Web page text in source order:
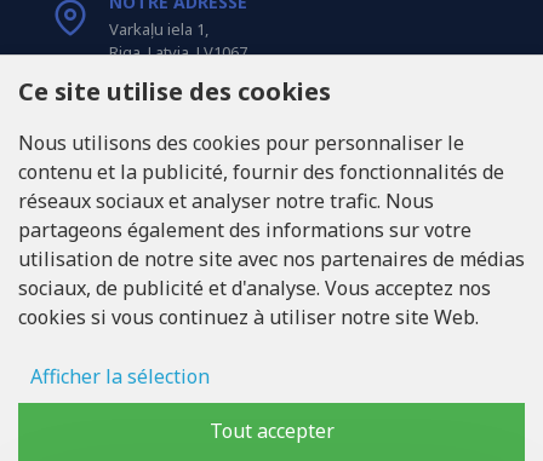
Varkaļu iela 1,
Riga, Latvia, LV1067
Tel: +371 20371100
INFO@LUKONS.COM
COORDONNÉES DE L'ENTREPRISE
RITONE Sarl
Numéro de TVA LV40103717618
Ce site utilise des cookies
Nous utilisons des cookies pour personnaliser le
contenu et la publicité, fournir des fonctionnalités de
réseaux sociaux et analyser notre trafic. Nous
partageons également des informations sur votre
utilisation de notre site avec nos partenaires de médias
sociaux, de publicité et d'analyse. Vous acceptez nos
cookies si vous continuez à utiliser notre site Web.
Afficher la sélection
Stockage des publicitésTout accepter